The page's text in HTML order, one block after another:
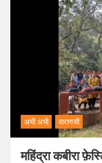
अभी अभी वाराणसी
महिंद्रा कबीरा